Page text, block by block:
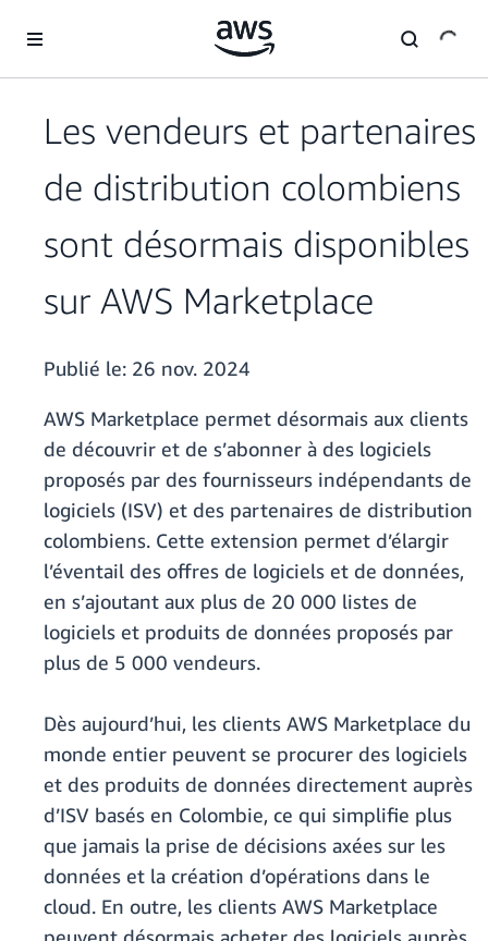
Les vendeurs et partenaires
de distribution colombiens
sont désormais disponibles
sur AWS Marketplace
Publié le: 26 nov. 2024
AWS Marketplace permet désormais aux clients
de découvrir et de s’abonner à des logiciels
proposés par des fournisseurs indépendants de
logiciels (ISV) et des partenaires de distribution
colombiens. Cette extension permet d’élargir
l’éventail des offres de logiciels et de données,
en s’ajoutant aux plus de 20 000 listes de
logiciels et produits de données proposés par
plus de 5 000 vendeurs.
Dès aujourd’hui, les clients AWS Marketplace du
monde entier peuvent se procurer des logiciels
et des produits de données directement auprès
d’ISV basés en Colombie, ce qui simplifie plus
que jamais la prise de décisions axées sur les
données et la création d’opérations dans le
cloud. En outre, les clients AWS Marketplace